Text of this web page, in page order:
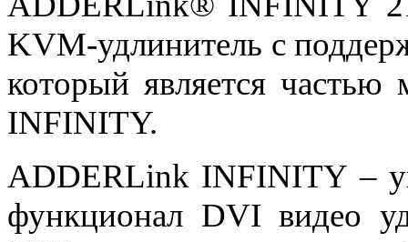
KVM-удлинитель с
который является
INFINITY.
ADDERLink INFINITY –
функционал DVI видео